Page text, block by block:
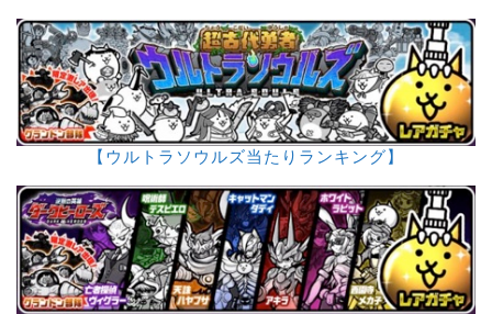
【ウルトラソウルズ当たりランキング】